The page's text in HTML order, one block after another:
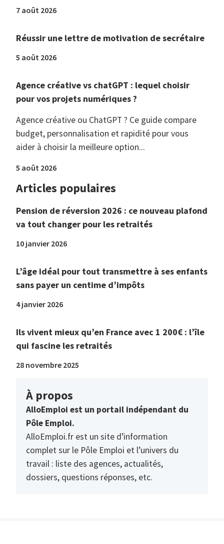
7 août 2026
Réussir une lettre de motivation de secrétaire
5 août 2026
Agence créative vs chatGPT : lequel choisir
pour vos projets numériques ?
Agence créative ou ChatGPT ? Ce guide compare
budget, personnalisation et rapidité pour vous
aider à choisir la meilleure option...
5 août 2026
Articles populaires
Pension de réversion 2026 : ce nouveau plafond
va tout changer pour les retraités
10 janvier 2026
L’âge idéal pour tout transmettre à ses enfants
sans payer un centime d’impôts
4 janvier 2026
Ils vivent mieux qu’en France avec 1 200€ : l’île
qui fascine les retraités
28 novembre 2025
À propos
AlloEmploi est un portail indépendant du
Pôle Emploi.
AlloEmploi.fr est un site d’information
complet sur le Pôle Emploi et l’univers du
travail : liste des agences, actualités,
dossiers, questions réponses, etc.